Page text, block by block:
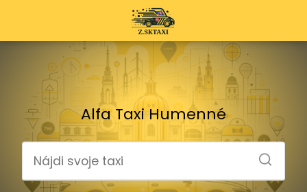
Alfa Taxi Humenné